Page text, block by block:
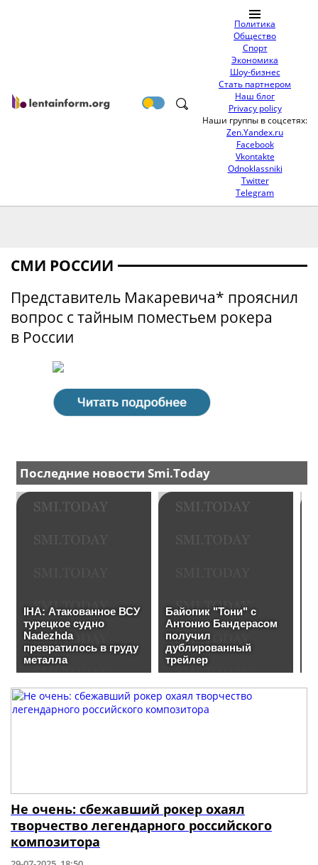
Политика
Общество
Спорт
Экономика
Шоу-бизнес
Стать партнером
Наш блог
Privacy policy
Наши группы в соцсетях:
Zen.Yandex.ru
Facebook
Vkontakte
Odnoklassniki
Twitter
Telegram
СМИ РОССИИ
Представитель Макаревича* прояснил
вопрос с тайным поместьем рокера
в России
Не очень: сбежавший рокер охаял
творчество легендарного российского
композитора